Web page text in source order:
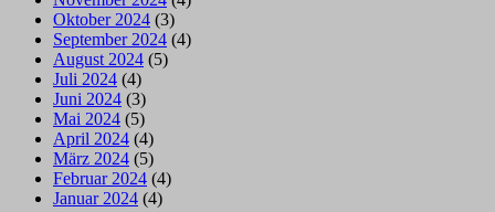
Oktober 2024 (3)
September 2024 (4)
August 2024 (5)
Juli 2024 (4)
Juni 2024 (3)
Mai 2024 (5)
April 2024 (4)
März 2024 (5)
Februar 2024 (4)
Januar 2024 (4)